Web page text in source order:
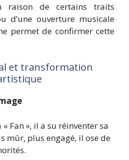
raison de certains traits
d’une ouverture musicale
permet de confirmer cette
et transformation
« Fan », il a su réinventer sa
mûr, plus engagé, il ose de